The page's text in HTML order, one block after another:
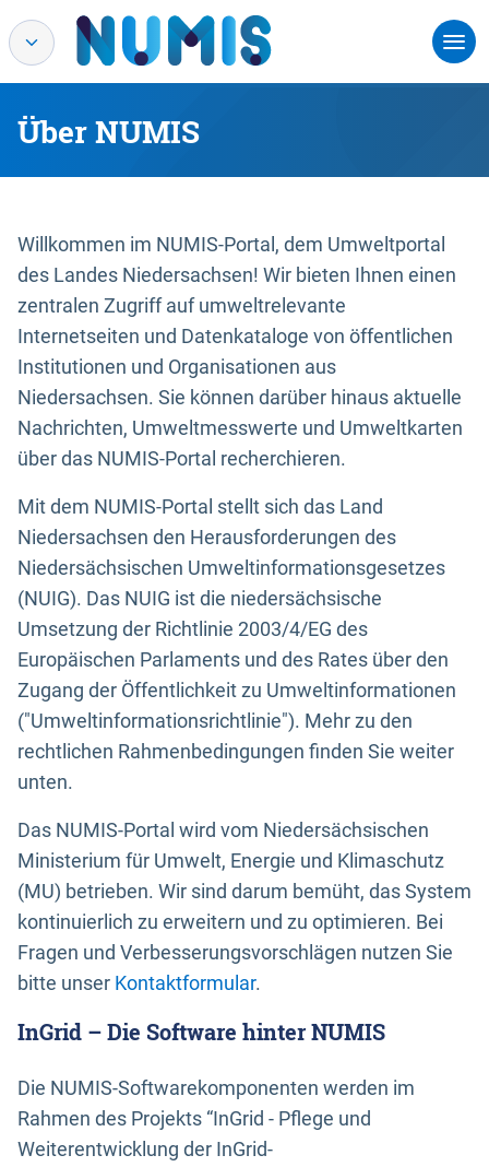
Über NUMIS
Willkommen im NUMIS-Portal, dem Umweltportal
des Landes Niedersachsen! Wir bieten Ihnen einen
zentralen Zugriff auf umweltrelevante
Internetseiten und Datenkataloge von öffentlichen
Institutionen und Organisationen aus
Niedersachsen. Sie können darüber hinaus aktuelle
Nachrichten, Umweltmesswerte und Umweltkarten
über das NUMIS-Portal recherchieren.
Mit dem NUMIS-Portal stellt sich das Land
Niedersachsen den Herausforderungen des
Niedersächsischen Umweltinformationsgesetzes
(NUIG). Das NUIG ist die niedersächsische
Umsetzung der Richtlinie 2003/4/EG des
Europäischen Parlaments und des Rates über den
Zugang der Öffentlichkeit zu Umweltinformationen
("Umweltinformationsrichtlinie"). Mehr zu den
rechtlichen Rahmenbedingungen finden Sie weiter
unten.
Das NUMIS-Portal wird vom Niedersächsischen
Ministerium für Umwelt, Energie und Klimaschutz
(MU) betrieben. Wir sind darum bemüht, das System
kontinuierlich zu erweitern und zu optimieren. Bei
Fragen und Verbesserungsvorschlägen nutzen Sie
bitte unser Kontaktformular.
InGrid – Die Software hinter NUMIS
Die NUMIS-Softwarekomponenten werden im
Rahmen des Projekts “InGrid - Pflege und
Weiterentwicklung der InGrid-